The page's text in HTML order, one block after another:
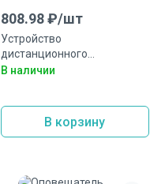
808.98₽/шт
Устройство
дистанционного
управления Болид УДП 513-
В наличии
В корзину